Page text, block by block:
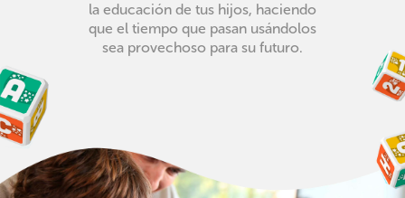
la educación de tus hijos, haciendo
que el tiempo que pasan usándolos
sea provechoso para su futuro.